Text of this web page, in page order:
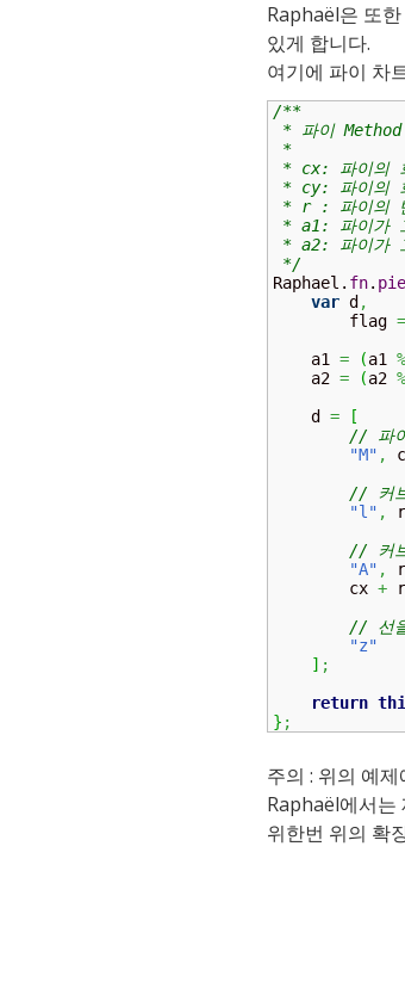
Raphaël은 또
있게 합니다.
여기에 파이 차
/**
* 파이 Method
*
* cx: 파이의
* cy: 파이의
* r : 파이의
* a1: 파이가
* a2: 파이가
*/
Raphael. fn. pie
var d ,
        flag
=
    a1
= (a1 %
    a2
= (a2 %
    d
=
[
// 파
"M" ,
// 커
"l" , r
// 커
"A" , r
        cx
+ r
// 선
"z"
] ;
return
} ;
주의 : 위의 예
Raphaël에서는
위한번 위의 확